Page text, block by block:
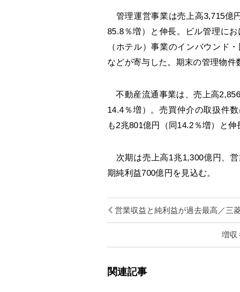
管理運営事業は売上高3,715億
85.8％増）と伸長。ビル管理に
（ホテル）事業のインバウンド
などが寄与した。期末の管理物件
不動産流通事業は、売上高
14.4％増）。売買仲介の取扱件
も2兆801億円（同14.2％増）と伸
次期は売上高1兆1,300億円、
期純利益700億円を見込む。
営業収益と純利益が過去最高／三
増収
関連記事